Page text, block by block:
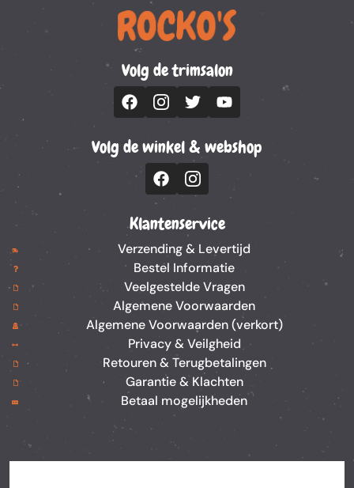
Volg de trimsalon
Volg de winkel & webshop
Klantenservice
Verzending & Levertijd
Bestel Informatie
Veelgestelde Vragen
Algemene Voorwaarden
Algemene Voorwaarden (verkort)
Privacy & Veilgheid
Retouren & Terugbetalingen
Garantie & Klachten
Betaal mogelijkheden